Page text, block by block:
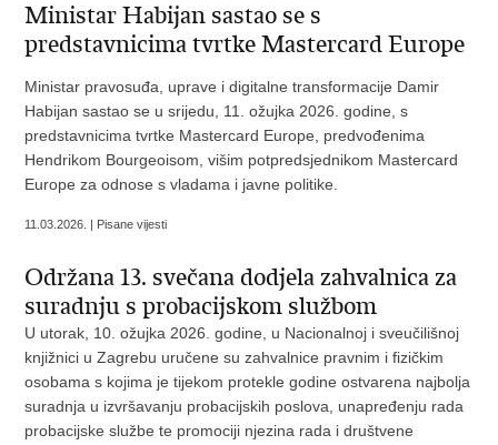
Ministar Habijan sastao se s
predstavnicima tvrtke Mastercard Europe
Ministar pravosuđa, uprave i digitalne transformacije Damir
Habijan sastao se u srijedu, 11. ožujka 2026. godine, s
predstavnicima tvrtke Mastercard Europe, predvođenima
Hendrikom Bourgeoisom, višim potpredsjednikom Mastercard
Europe za odnose s vladama i javne politike.
11.03.2026. | Pisane vijesti
Održana 13. svečana dodjela zahvalnica za
suradnju s probacijskom službom
U utorak, 10. ožujka 2026. godine, u Nacionalnoj i sveučilišnoj
knjižnici u Zagrebu uručene su zahvalnice pravnim i fizičkim
osobama s kojima je tijekom protekle godine ostvarena najbolja
suradnja u izvršavanju probacijskih poslova, unapređenju rada
probacijske službe te promociji njezina rada i društvene